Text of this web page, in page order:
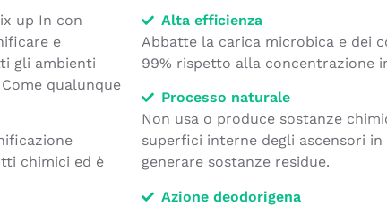
up In con
e
gli ambienti
qualunque
chimici ed è
Alta efficienza
Abbatte la carica microbica e dei
99% rispetto alla concentrazione
Processo naturale
Non usa o produce sostanze
superfici interne degli ascensori
generare sostanze residue.
Azione deodorigena